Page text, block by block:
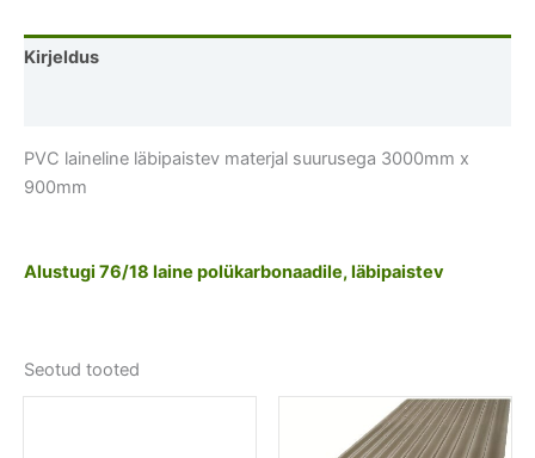
900mm
kogus
Kirjeldus
PVC laineline läbipaistev materjal suurusega 3000mm x
900mm
Alustugi 76/18 laine polükarbonaadile, läbipaistev
Seotud tooted